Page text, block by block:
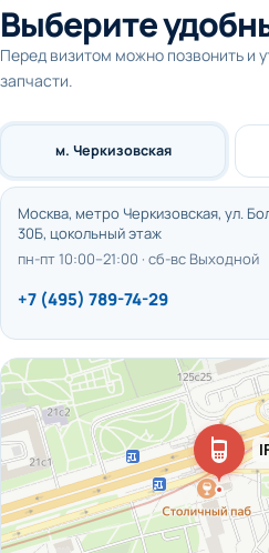
Выберите
Перед визитом можно позвонить и
запчасти.
м. Черкизовская
Москва, метро Черкизовская, ул.
30Б, цокольный этаж
пн-пт 10:00–21:00 · сб-вс Выходной
+7 (495) 789-74-29